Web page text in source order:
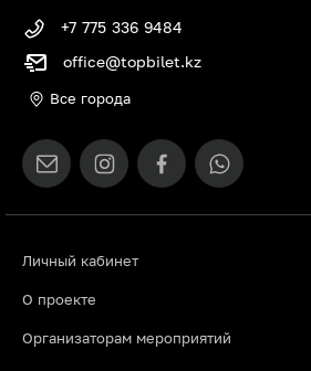
Личный кабинет
О проекте
Организаторам мероприятий
+7 775 336 9484
office@topbilet.kz
Все города